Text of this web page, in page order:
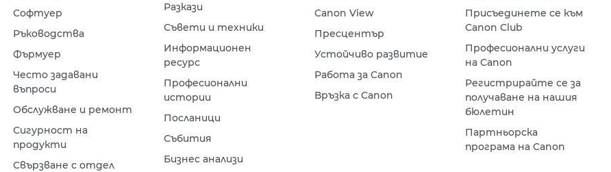
Софтуер
Ръководства
Фърмуер
Често задавани
въпроси
Обслужване и ремонт
Сигурност на
продукти
Свързване с отдел
Разкази
Съвети и техники
Информационен
ресурс
Професионални
истории
Посланици
Събития
Бизнес анализи
Canon View
Пресцентър
Устойчиво развитие
Работа за Canon
Връзка с Canon
Присъединете се към
Canon Club
Професионални услуги
на Canon
Регистрирайте се за
получаване на нашия
бюлетин
Партньорска
програма на Canon